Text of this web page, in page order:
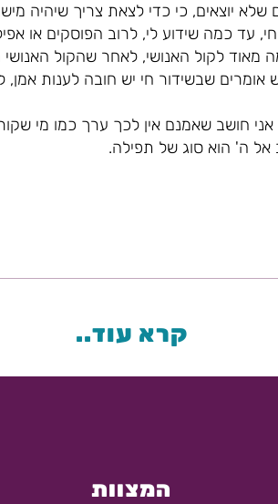
יוצאים, כי כדי לצאת צריך שיהיה
עד כמה שידוע לי, לרוב הפוסקים או
מאוד לקול האנושי, לאחר שהקול
שבשידור חי יש חובה לענות אמן,
אני חושב שאמנם אין לכך ערך כמו מי
אל ה' הוא סוג של תפילה.
קרא עוד..
המצוות